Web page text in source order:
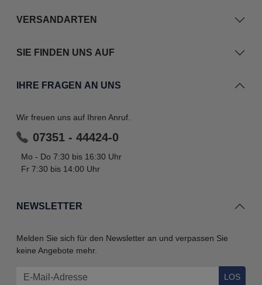
NEWSLETTER
Melden Sie sich für den Newsletter an und verpassen Sie
keine Angebote mehr.
LOS
VERSANDARTEN
SIE FINDEN UNS AUF
IHRE FRAGEN AN UNS
Wir freuen uns auf Ihren Anruf.
07351 - 44424-0
Mo - Do 7:30 bis 16:30 Uhr
Fr 7:30 bis 14:00 Uhr